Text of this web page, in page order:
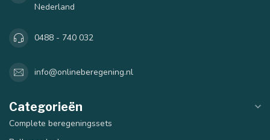
Nederland
0488 - 740 032
info@onlineberegening.nl
Categorieën
Complete beregeningssets